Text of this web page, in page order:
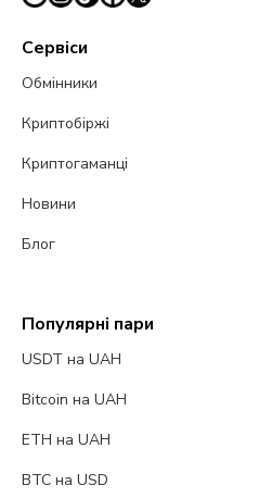
Сервіси
Обмінники
Криптобіржі
Криптогаманці
Новини
Блог
Популярні пари
USDT на UAH
Bitcoin на UAH
ETH на UAH
BTC на USD